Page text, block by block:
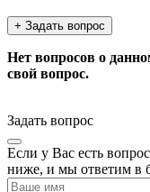
+ Задать вопрос
Нет вопросов о
свой вопрос.
Задать вопрос
Если у Вас есть
ниже, и мы ответим в